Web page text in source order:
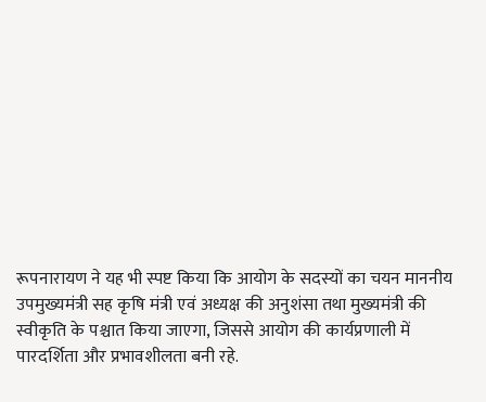
रूपनारायण ने यह भी स्पष्ट किया कि आयोग के सदस्यों का चयन माननीय
उपमुख्यमंत्री सह कृषि मंत्री एवं अध्यक्ष की अनुशंसा तथा मुख्यमंत्री की
स्वीकृति के पश्चात किया जाएगा, जिससे आयोग की कार्यप्रणाली में
पारदर्शिता और प्रभावशीलता बनी रहे.